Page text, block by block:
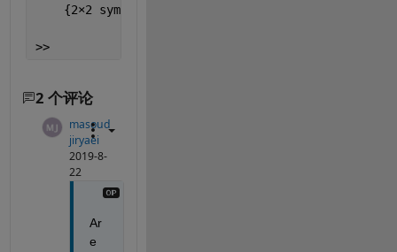
    {2
×2 sym}
>>
2 个评论
masoud
jiryaei
2019-8-
22
Ar
e